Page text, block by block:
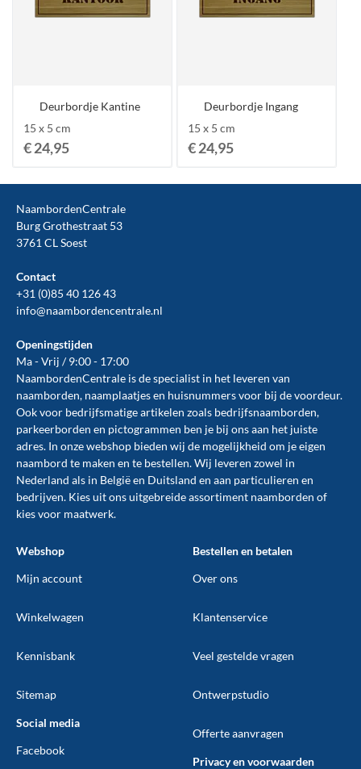
Deurbordje Kantine
15 x 5 cm
€ 24,95
Deurbordje Ingang
15 x 5 cm
€ 24,95
NaambordenCentrale
Burg Grothestraat 53
3761 CL Soest
Contact
+31 (0)85 40 126 43
info@naambordencentrale.nl
Openingstijden
Ma - Vrij / 9:00 - 17:00
NaambordenCentrale is de specialist in het leveren van
naamborden, naamplaatjes en huisnummers voor bij devoordeur.
Ook voor bedrijfsmatige artikelen zoals bedrijfsnaamborden,
parkeerborden en pictogrammen ben je bij ons aan het juiste
adres. In onze webshop bieden wij de mogelijkheid om je eigen
naambord te maken en te bestellen. Wij leveren zowel in
Nederland als in België en Duitsland en aan particulieren en
bedrijven. Kies uit ons uitgebreide assortiment naamborden of
kies voor maatwerk.
Webshop
Mijn account
Winkelwagen
Kennisbank
Sitemap
Social media
Facebook
Bestellen en betalen
Over ons
Klantenservice
Veel gestelde vragen
Ontwerpstudio
Offerte aanvragen
Privacy en voorwaarden